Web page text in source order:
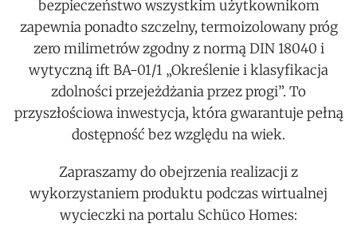
bezpieczeństwo wszystkim użytkownikom
zapewnia ponadto szczelny, termoizolowany próg
zero milimetrów zgodny z normą DIN 18040 i
wytyczną ift BA-01/1 „Określenie i klasyfikacja
zdolności przejeżdżania przez progi”. To
przyszłościowa inwestycja, która gwarantuje pełną
dostępność bez względu na wiek.
Zapraszamy do obejrzenia realizacji z
wykorzystaniem produktu podczas wirtualnej
wycieczki na portalu Schüco Homes: